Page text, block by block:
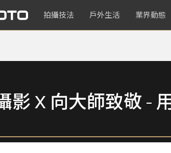
拍攝技法 戶外生活 業界動態
影 X 向大師致敬 -